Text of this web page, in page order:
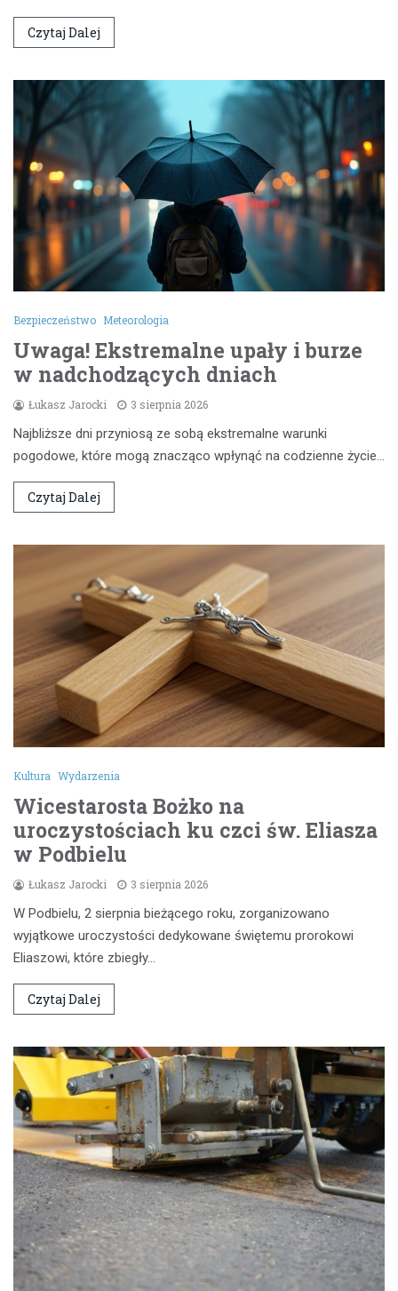
Czytaj Dalej
Bezpieczeństwo Meteorologia
Uwaga! Ekstremalne upały i burze
w nadchodzących dniach
Łukasz Jarocki 3 sierpnia 2026
Najbliższe dni przyniosą ze sobą ekstremalne warunki
pogodowe, które mogą znacząco wpłynąć na codzienne życie…
Czytaj Dalej
Kultura Wydarzenia
Wicestarosta Bożko na
uroczystościach ku czci św. Eliasza
w Podbielu
Łukasz Jarocki 3 sierpnia 2026
W Podbielu, 2 sierpnia bieżącego roku, zorganizowano
wyjątkowe uroczystości dedykowane świętemu prorokowi
Eliaszowi, które zbiegły…
Czytaj Dalej